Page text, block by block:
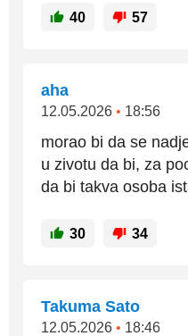
40 57
aha
12.05.2026 • 18:56
morao bi da se
u zivotu da bi, za
da bi takva osoba
30 34
Takuma Sato
12.05.2026 • 18:46